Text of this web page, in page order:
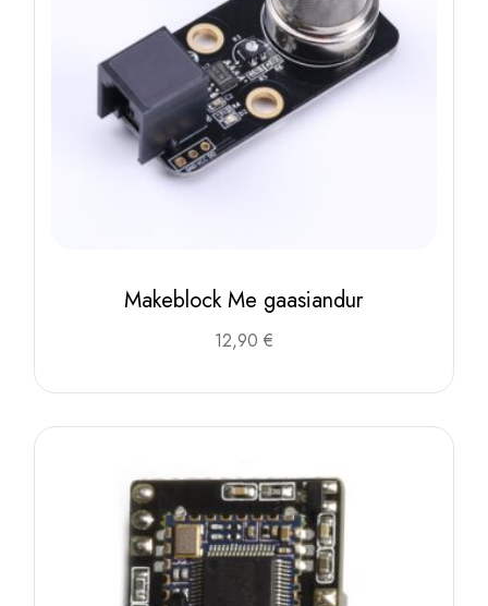
Makeblock Me gaasiandur
12,90 €